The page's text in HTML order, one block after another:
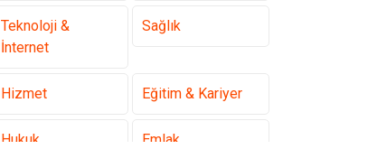
Teknoloji &
İnternet
Sağlık
Hizmet Eğitim & Kariyer
Hukuk Emlak